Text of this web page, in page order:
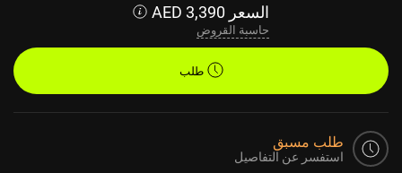
السعر AED 3,390
حاسبة القروض
طلب
طلب مسبق
استفسر عن التفاصيل